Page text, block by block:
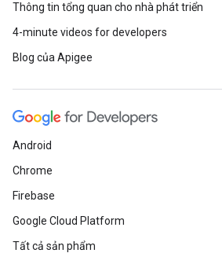
Thông tin tổng quan cho nhà phát triển
4-minute videos for developers
Blog của Apigee
Android
Chrome
Firebase
Google Cloud Platform
Tất cả sản phẩm